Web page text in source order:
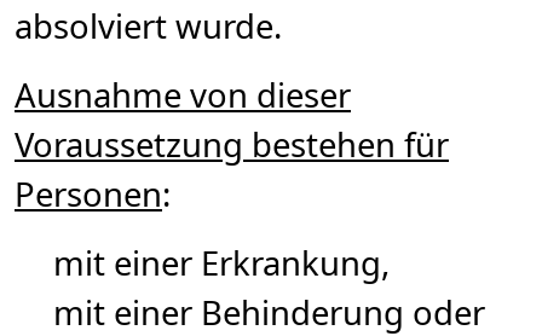
absolviert wurde.
Ausnahme von dieser
Voraussetzung bestehen für
Personen:
mit einer Erkrankung,
mit einer Behinderung oder